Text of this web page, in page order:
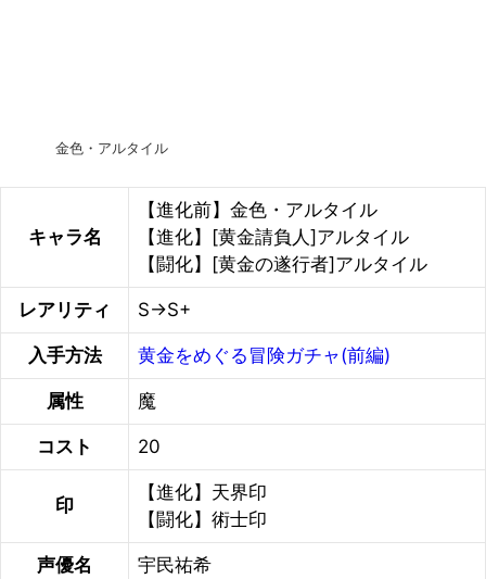
金色・アルタイル
キャラ名
【進化前】金色・アルタイル
【進化】[黄金請負人]アルタイル
【闘化】[黄金の遂行者]アルタイル
レアリティ S→S+
入手方法 黄金をめぐる冒険ガチャ(前編)
属性 魔
コスト 20
印
【進化】天界印
【闘化】術士印
声優名 宇民祐希